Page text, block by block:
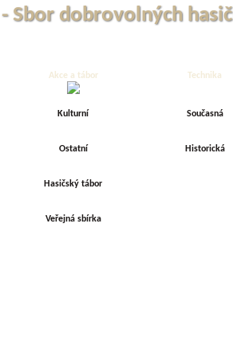
Akce a tábor
Kulturní
Ostatní
Hasičský tábor
Veřejná sbírka
Technika
Současná
Historická
Sbor dobrovolných